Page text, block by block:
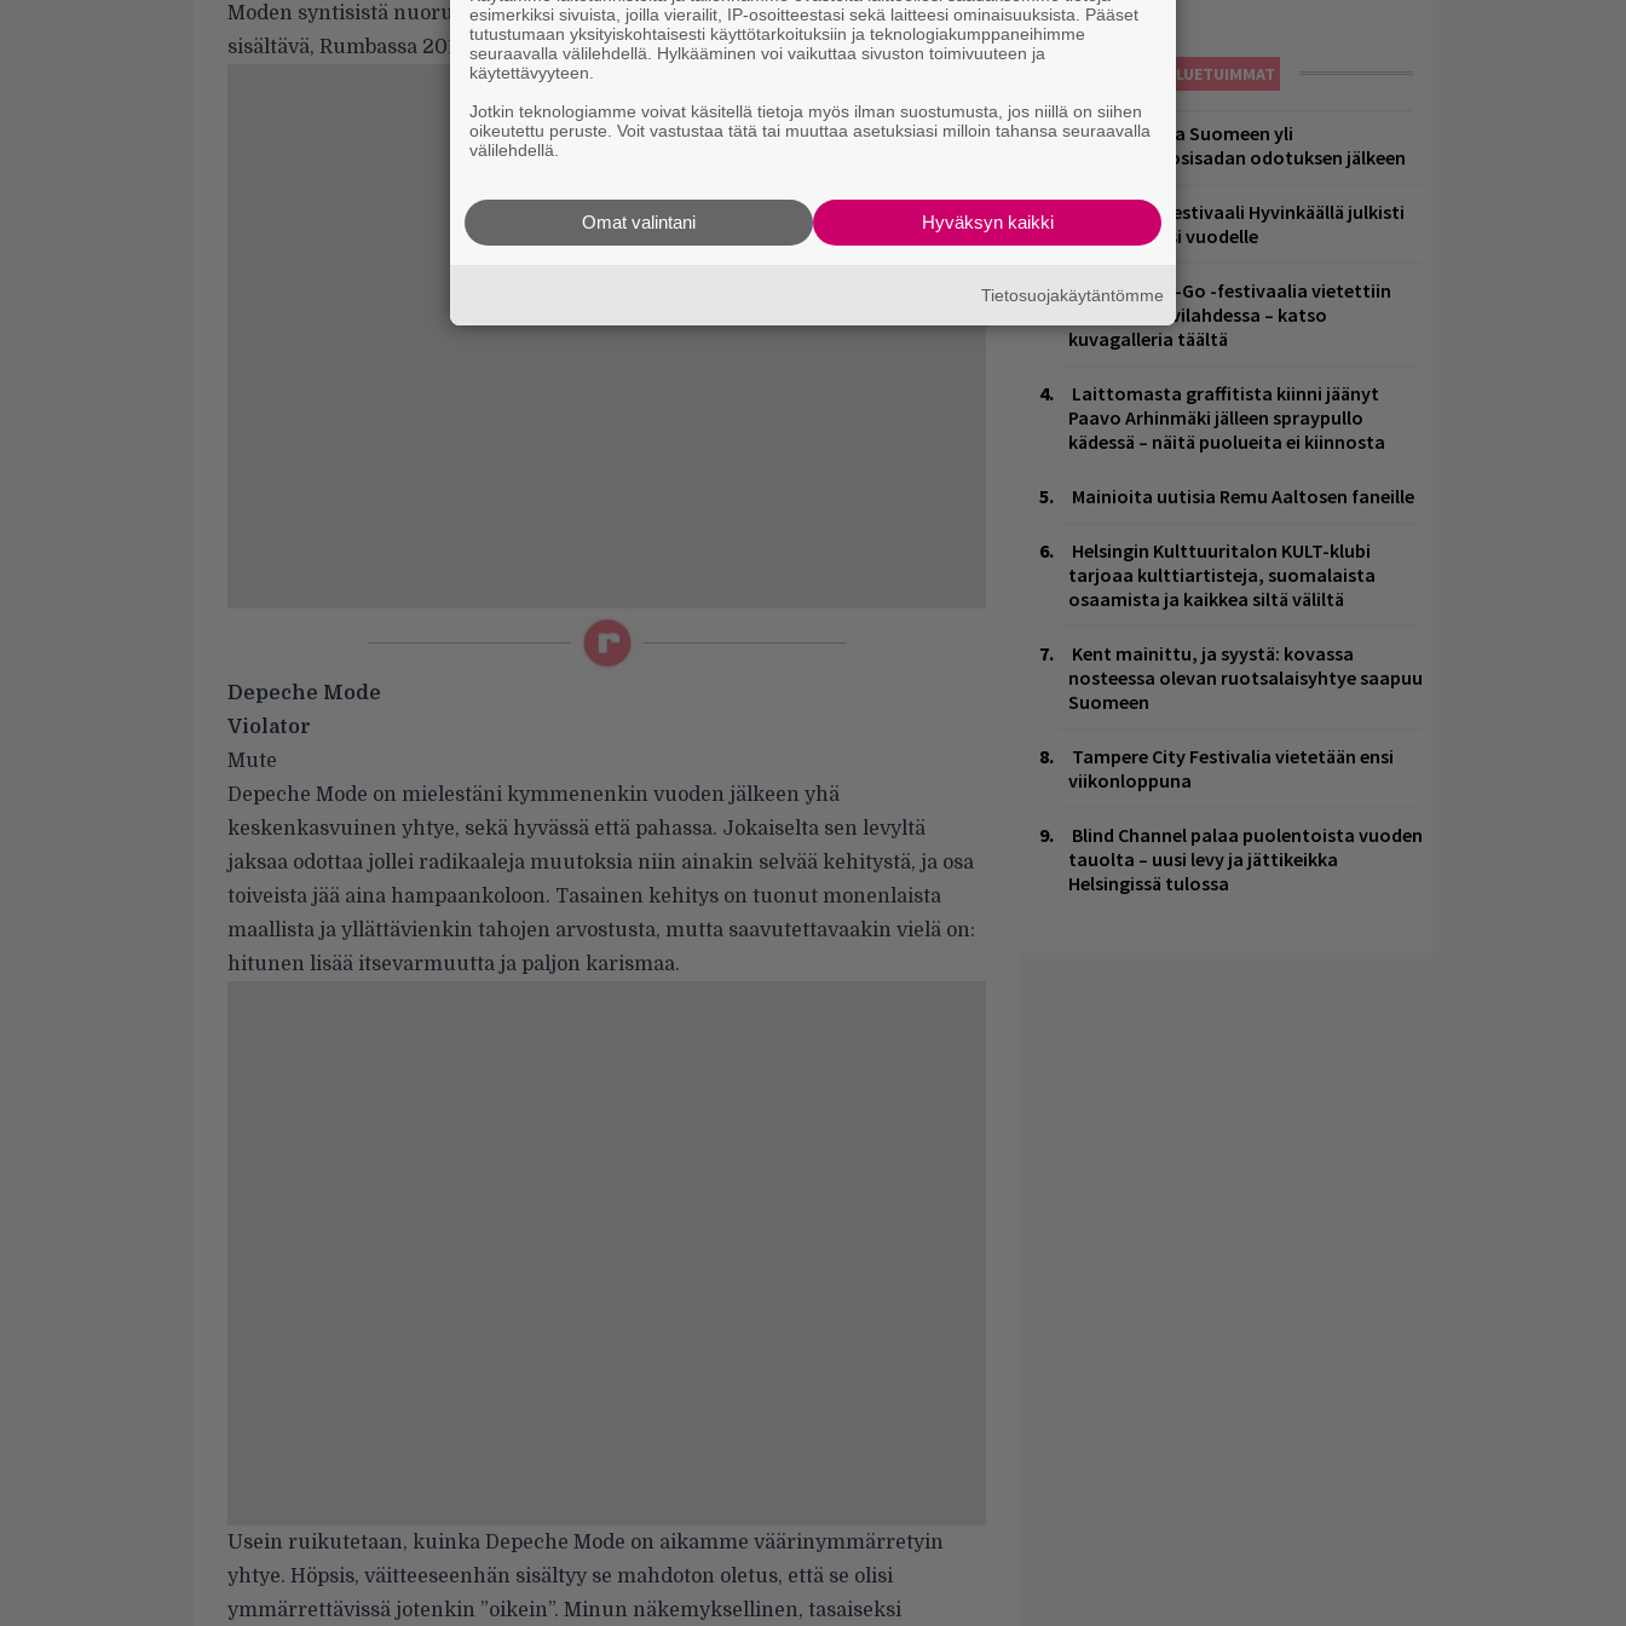
Moden syntisistä nuoruusvuosista. Seksiä, huumeita ja hermoromahduksia
sisältävä, Rumbassa 2013 julkaistuartikkeli löytyy tästä klikkaamalla.
Depeche Mode
Violator
Mute
Depeche Mode on mielestäni kymmenenkin vuoden jälkeen yhä
keskenkasvuinen yhtye, sekä hyvässä että pahassa. Jokaiselta sen levyltä
jaksaa odottaa jollei radikaaleja muutoksia niin ainakin selvää kehitystä, ja osa
toiveista jää aina hampaankoloon. Tasainen kehitys on tuonut monenlaista
maallista ja yllättävienkin tahojen arvostusta, mutta saavutettavaakin vielä on:
hitunen lisää itsevarmuutta ja paljon karismaa.
Usein ruikutetaan, kuinka Depeche Mode on aikamme väärinymmärretyin
yhtye. Höpsis, väitteeseenhän sisältyy se mahdoton oletus, että se olisi
ymmärrettävissä jotenkin ”oikein”. Minun näkemyksellinen, tasaiseksi
LUETUIMMAT
Weezer palaa Suomeen yli
neljännesvuosisadan odotuksen jälkeen
Äärimetallifestivaali Hyvinkäällä julkisti
esiintyjiä ensi vuodelle
Jytäkesä Go-Go -festivaalia vietettiin
Helsingin Suvilahdessa – katso
kuvagalleria täältä
Laittomasta graffitista kiinni jäänyt
Paavo Arhinmäki jälleen spraypullo
kädessä – näitä puolueita ei kiinnosta
Mainioita uutisia Remu Aaltosen faneille
Helsingin Kulttuuritalon KULT-klubi
tarjoaa kulttiartisteja, suomalaista
osaamista ja kaikkea siltä väliltä
Kent mainittu, ja syystä: kovassa
nosteessa olevan ruotsalaisyhtye saapuu
Suomeen
Tampere City Festivalia vietetään ensi
viikonloppuna
Blind Channel palaa puolentoista vuoden
tauolta – uusi levy ja jättikeikka
Helsingissä tulossa
esimerkiksi sivuista, joilla vierailit, IP-osoitteestasi sekä laitteesi ominaisuuksista. Pääset
tutustumaan yksityiskohtaisesti käyttötarkoituksiin ja teknologiakumppaneihimme
seuraavalla välilehdellä. Hylkääminen voi vaikuttaa sivuston toimivuuteen ja
käytettävyyteen.
Jotkin teknologiamme voivat käsitellä tietoja myös ilman suostumusta, jos niillä on siihen
oikeutettu peruste. Voit vastustaa tätä tai muuttaa asetuksiasi milloin tahansa seuraavalla
välilehdellä.
Hyväksyn kaikki
Omat valintani
Tietosuojakäytäntömme